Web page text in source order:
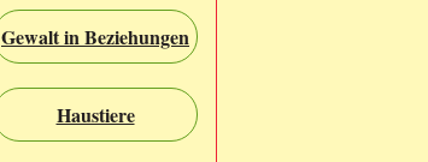
Gewalt in Beziehungen
Haustiere